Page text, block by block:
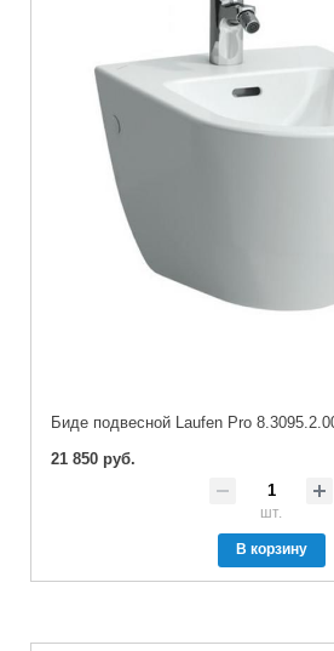
Биде подвесной Laufen Pro
21 850 руб.
шт.
В корзину